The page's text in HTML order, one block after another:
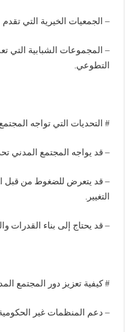
– الجمعيات الخيرية التي تقدم
– المجموعات الشبابية التي
التطوعي.
# التحديات التي تواجه
– قد يواجه المجتمع المدني
– قد يتعرض للضغوط من قبل
التغيير.
– قد يحتاج إلى بناء القدرات
# كيفية تعزيز دور المجتمع
– دعم المنظمات غير الحكومية